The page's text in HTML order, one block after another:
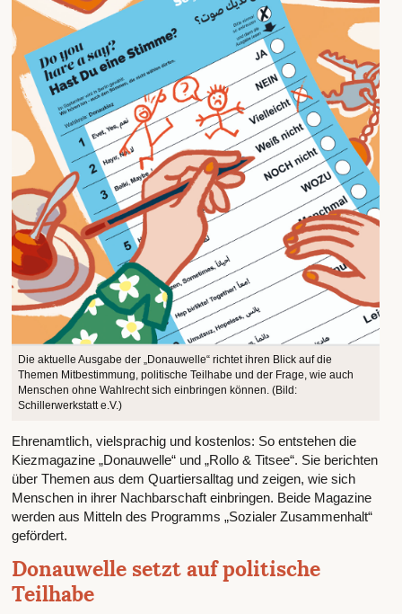
Die aktuelle Ausgabe der „Donauwelle“ richtet ihren Blick auf die
Themen Mitbestimmung, politische Teilhabe und der Frage, wie auch
Menschen ohne Wahlrecht sich einbringen können. (Bild:
Schillerwerkstatt e.V.)
Ehrenamtlich, vielsprachig und kostenlos: So entstehen die
Kiezmagazine „Donauwelle“ und „Rollo & Titsee“. Sie berichten
über Themen aus dem Quartiersalltag und zeigen, wie sich
Menschen in ihrer Nachbarschaft einbringen. Beide Magazine
werden aus Mitteln des Programms „Sozialer Zusammenhalt“
gefördert.
Donauwelle setzt auf politische
Teilhabe